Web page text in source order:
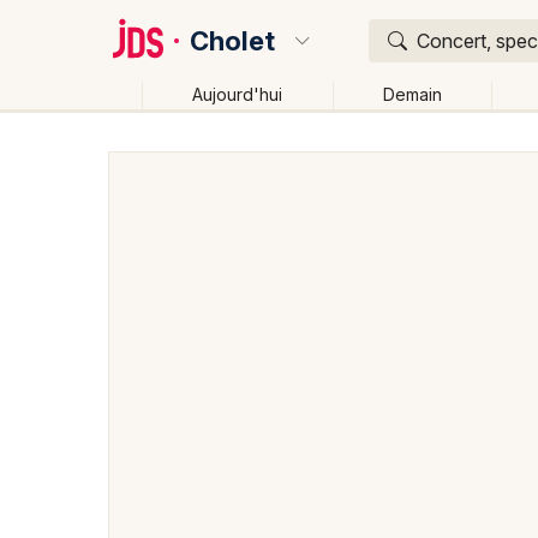
Cholet Concert,
Aujourd'hui Demain